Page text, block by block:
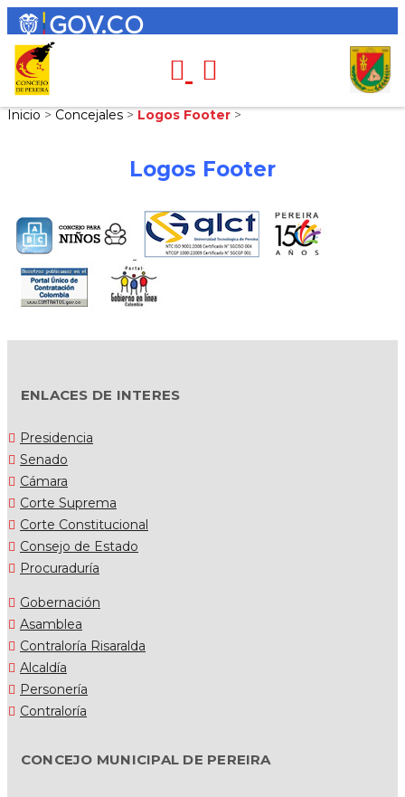
Inicio > Concejales > Logos Footer >
Logos Footer
ENLACES DE INTERES
Presidencia
Senado
Cámara
Corte Suprema
Corte Constitucional
Consejo de Estado
Procuraduría
Gobernación
Asamblea
Contraloría Risaralda
Alcaldía
Personería
Contraloría
CONCEJO MUNICIPAL DE PEREIRA